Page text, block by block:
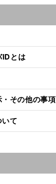
IDとは
その他の事項
て